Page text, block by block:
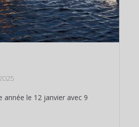
année le 12 janvier avec 9